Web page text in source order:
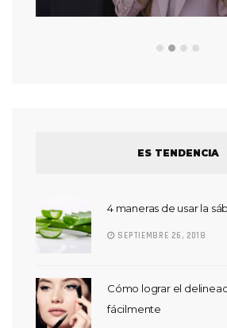
ES TENDENCIA
4 maneras de usar la
SEPTIEMBRE 26, 2018
Cómo lograr el
fácilmente